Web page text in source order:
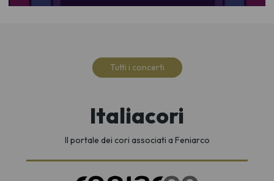
Tutti i concerti
Italiacori
Il portale dei cori associati a Feniarco